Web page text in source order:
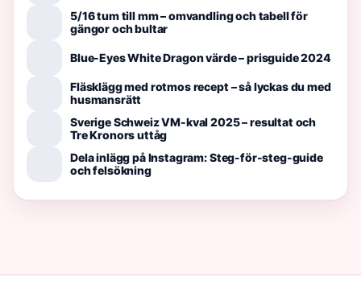
5/16 tum till mm – omvandling och tabell för
gängor och bultar
Blue-Eyes White Dragon värde – prisguide 2024
Fläsklägg med rotmos recept – så lyckas du med
husmansrätt
Sverige Schweiz VM-kval 2025 – resultat och
Tre Kronors uttåg
Dela inlägg på Instagram: Steg-för-steg-guide
och felsökning